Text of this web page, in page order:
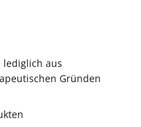
lediglich aus
Gründen